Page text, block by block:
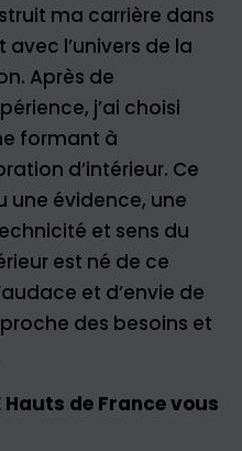
ma carrière dans
l’univers de la
Après de
j’ai choisi
formant à
d’intérieur. Ce
une évidence, une
et sens du
est né de ce
et d’envie de
des besoins et
Hauts de France vous